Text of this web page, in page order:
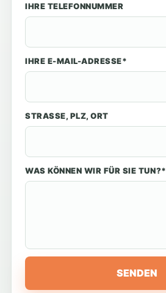
IHRE TELEFONNUMMER
IHRE E-MAIL-ADRESSE*
STRASSE, PLZ, ORT
WAS KÖNNEN WIR FÜR SIE TUN?*
SENDEN